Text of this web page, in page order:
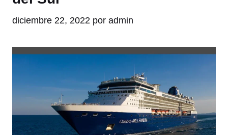
diciembre 22, 2022 por admin